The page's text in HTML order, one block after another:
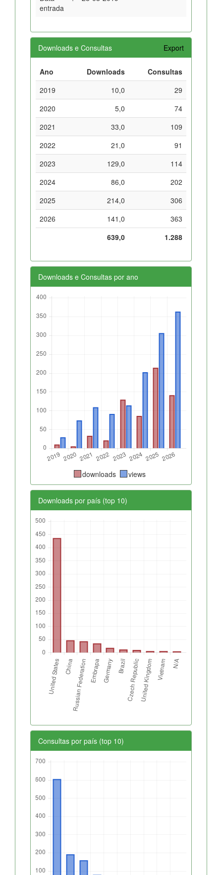
entrada
Downloads e Consultas Export
Ano Downloads
Consultas
2019
10,0
29
2020
5,0
74
2021
33,0
109
2022
21,0
91
2023
129,0
114
2024
86,0
202
2025
214,0
306
2026
141,0
363
639,0
1.288
Downloads e Consultas por ano
downloads views
Downloads por país (top 10)
Consultas por país (top 10)